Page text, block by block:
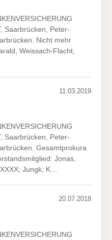
Saarbrücken, Peter-
Nicht mehr
Weissach-Flacht,
11.03.2019
Saarbrücken, Peter-
Gesamtprokura
Jonas,
Jungk, K…
20.07.2018